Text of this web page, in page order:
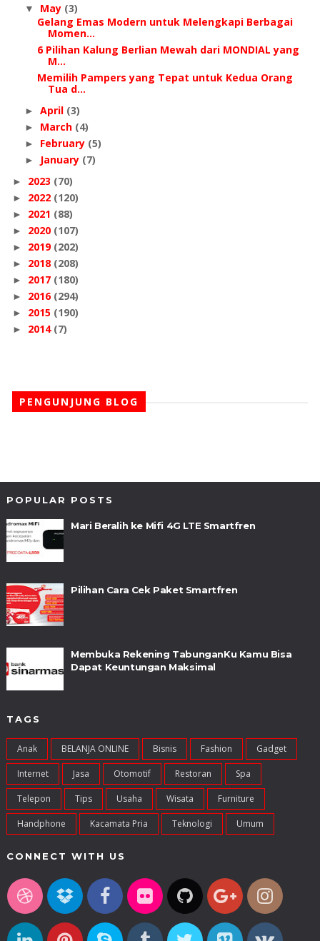
▼ May (3)
Gelang Emas Modern untuk Melengkapi Berbagai
Momen...
6 Pilihan Kalung Berlian Mewah dari MONDIAL yang
M...
Memilih Pampers yang Tepat untuk Kedua Orang
Tua d...
► April (3)
► March (4)
► February (5)
► January (7)
► 2023 (70)
► 2022 (120)
► 2021 (88)
► 2020 (107)
► 2019 (202)
► 2018 (208)
► 2017 (180)
► 2016 (294)
► 2015 (190)
► 2014 (7)
PENGUNJUNG BLOG
POPULAR POSTS
Mari Beralih ke Mifi 4G LTE Smartfren
Pilihan Cara Cek Paket Smartfren
Membuka Rekening TabunganKu Kamu Bisa
Dapat Keuntungan Maksimal
TAGS
Anak BELANJA ONLINE Bisnis Fashion Gadget
Internet Jasa Otomotif Restoran Spa
Telepon Tips Usaha Wisata Furniture
Handphone Kacamata Pria Teknologi Umum
CONNECT WITH US